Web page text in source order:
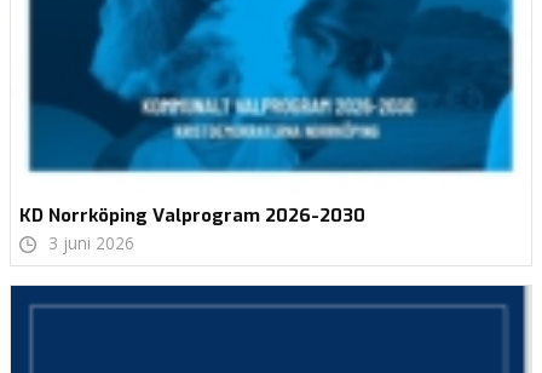
KD Norrköping Valprogram 2026-2030
3 juni 2026